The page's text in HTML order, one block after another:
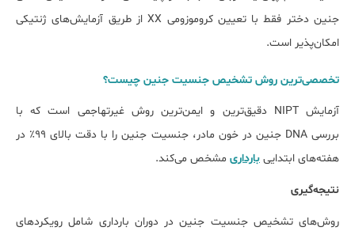
جنین دختر فقط با تعیین کروموزومی XX از طریق آزمایش‌های ژنتیکی
امکان‌پذیر است.
تخصصی‌ترین روش تشخیص جنسیت جنین چیست؟
آزمایش NIPT دقیق‌ترین و ایمن‌ترین روش غیرتهاجمی است که با
بررسی DNA جنین در خون مادر، جنسیت جنین را با دقت بالای ۹۹٪ در
هفته‌های ابتدایی بارداری مشخص می‌کند.
نتیجه‌گیری
روش‌های تشخیص جنسیت جنین در دوران بارداری شامل رویکردهای